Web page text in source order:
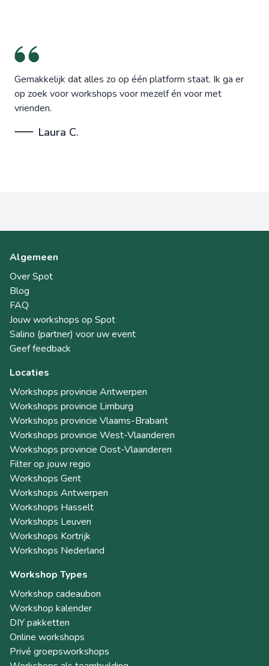
Gemakkelijk dat alles zo op één platform staat. Ik ga er
op zoek voor workshops voor mezelf én voor met
vrienden.
Laura C.
Algemeen
Over Spot
Blog
FAQ
Jouw workshops op Spot
Salino (partner) voor uw event
Geef feedback
Locaties
Workshops provincie Antwerpen
Workshops provincie Limburg
Workshops provincie Vlaams-Brabant
Workshops provincie West-Vlaanderen
Workshops provincie Oost-Vlaanderen
Filter op jouw regio
Workshops Gent
Workshops Antwerpen
Workshops Hasselt
Workshops Leuven
Workshops Kortrijk
Workshops Nederland
Workshop Types
Workshop cadeaubon
Workshop kalender
DIY pakketten
Online workshops
Privé groepsworkshops